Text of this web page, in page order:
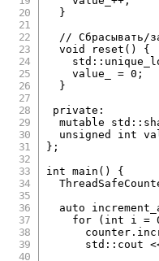
}
// Сбрасывать/
void
reset ( )
{
    std
::
    value_
= 0 ;
}
private :
mutable std ::
unsigned
int
} ;
int
main ( )
{
auto
for
( int i =
      counter
.
      std
:: cout